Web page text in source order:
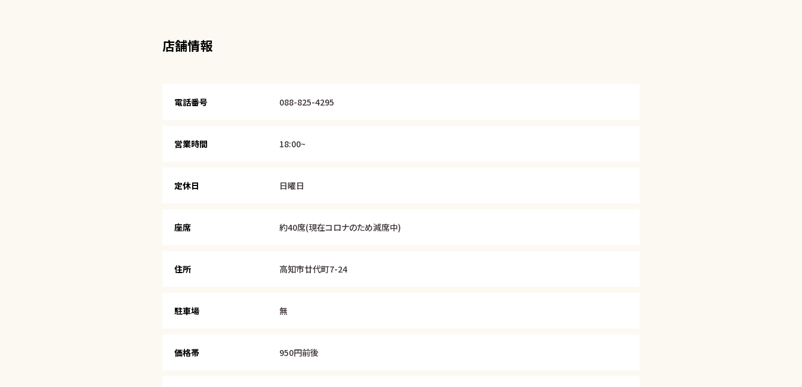
店舗情報
電話番号 088-825-4295
営業時間 18:00~
定休日 日曜日
座席 約40席(現在コロナのため減席中)
住所 高知市廿代町7-24
駐車場 無
価格帯 950円前後